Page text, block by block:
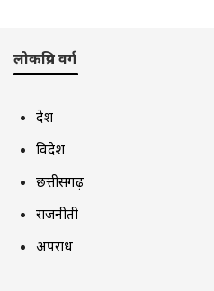
लोकप्रिय वर्ग
देश
विदेश
छत्तीसगढ़
राजनीती
अपराध